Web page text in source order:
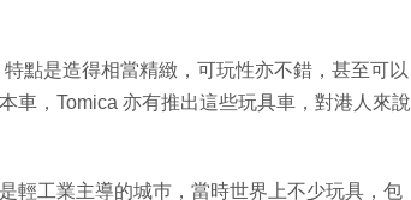
點是造得相當精緻，可玩性亦不錯，甚至可以
車，Tomica 亦有推出這些玩具車，對港人來說
輕工業主導的城巿，當時世界上不少玩具，包